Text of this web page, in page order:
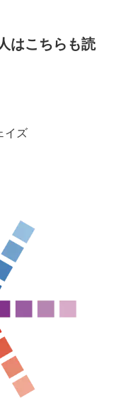
はこちらも読
イズ